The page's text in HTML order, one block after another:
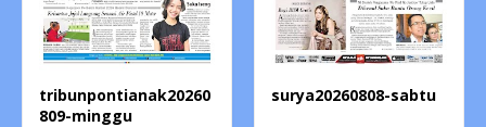
tribunpontianak20260
809-minggu
surya20260808-sabtu